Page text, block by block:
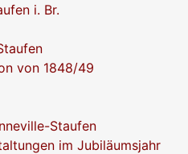
i. Br.
von 1848/49
Staufen
im Jubiläumsjahr